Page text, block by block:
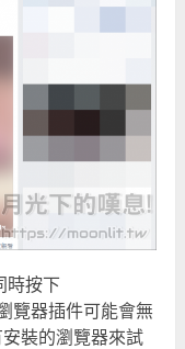
時按下
覽器插件可能會無
裝的瀏覽器來試